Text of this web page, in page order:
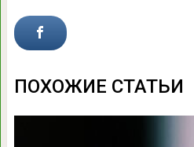
ПОХОЖИЕ СТАТЬИ